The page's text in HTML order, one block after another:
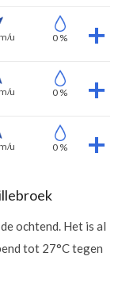
u 0 %
u 0 %
u 0 %
ochtend. Het is al
tot 27°C tegen